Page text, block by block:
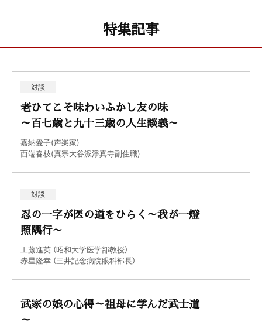
特集記事
対談
老ひてこそ味わいふかし友の味
～百七歳と九十三歳の人生談義～
嘉納愛子(声楽家)
西端春枝(真宗大谷派淨真寺副住職)
対談
忍の一字が医の道をひらく～我が一燈
照隅行～
工藤進英 （昭和大学医学部教授）
赤星隆幸 （三井記念病院眼科部長）
武家の娘の心得～祖母に学んだ武士道
～